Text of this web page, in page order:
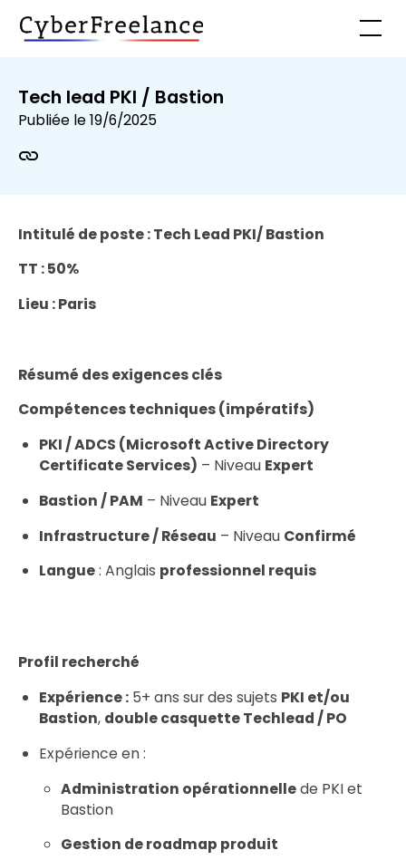
Tech lead PKI / Bastion
Publiée le19/6/2025
Intitulé de poste : Tech Lead PKI/ Bastion
TT : 50%
Lieu : Paris
Résumé des exigences clés
Compétences techniques (impératifs)
PKI / ADCS (Microsoft Active Directory
Certificate Services) – Niveau Expert
Bastion / PAM – Niveau Expert
Infrastructure / Réseau – Niveau Confirmé
Langue: Anglais professionnel requis
Profil recherché
Expérience : 5+ ans sur des sujets PKI et/ou
Bastion, double casquette Techlead / PO
Expérience en :
Administration opérationnellede PKI et
Bastion
Gestion de roadmap produit